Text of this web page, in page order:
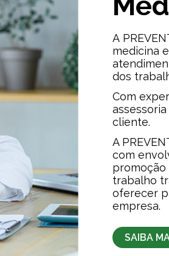
A
medicina
dos
Com
cliente.
A
com
promoção
trabalho
oferecer
empresa.
SAIBA